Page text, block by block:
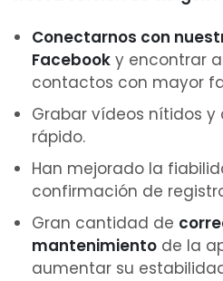
Conectarnos con
Facebook y encontrar
contactos con mayor
Grabar vídeos nítidos
rápido.
Han mejorado la
confirmación de
Gran cantidad de
mantenimiento de la
aumentar su